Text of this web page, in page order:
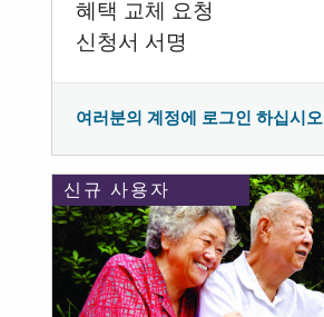
혜택 교체 요청
신청서 서명
여러분의 계정에 로그인 하십시오
신규 사용자